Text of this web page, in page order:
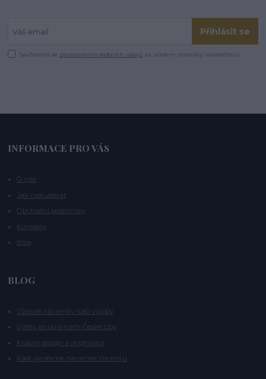
Přihlásit se
Souhlasím se zpracováním osobních údajů za účelem rozesílky newsletteru.
INFORMACE PRO VÁS
O nás
Jak nakupovat
Obchodní podmínky
Kontakty
Blog
BLOG
Úžasné náramky naší výroby
Výlety po sklárnách České Lípy
Krásný design a originalita
Rádi vyrobíme náramek na míru